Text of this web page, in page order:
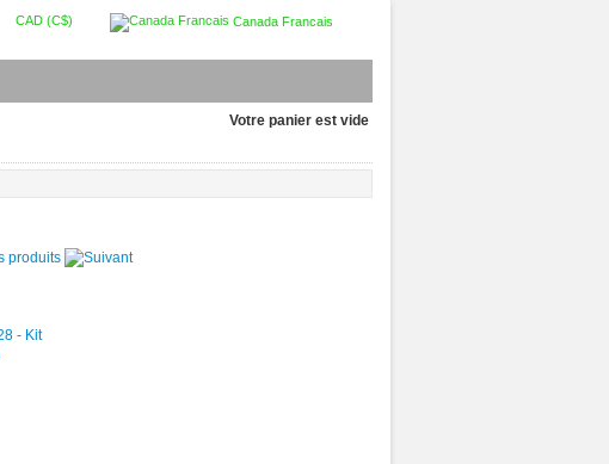
Canada Francais
CAD (C$)
Votre panier est vide